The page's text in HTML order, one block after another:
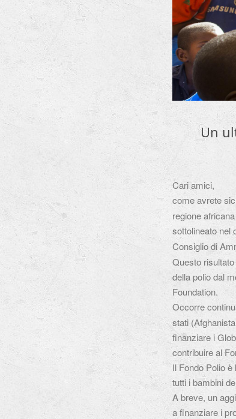
Un
Cari amici,
come avrete
regione
sottolineato nel
Consiglio di
Questo
della polio dal
Foundation.
Occorre
stati
finanziare i
contribuire al
Il Fondo Polio
tutti i bambini
A breve, un
a finanziare i